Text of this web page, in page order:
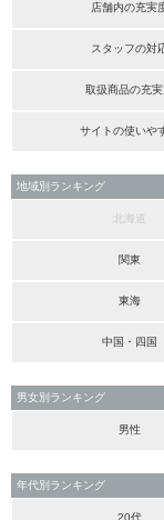
店舗内の充実
スタッフの対
取扱商品の充
サイトの使いや
地域別ランキング
北海道
関東
東海
中国・四国
男女別ランキング
男性
年代別ランキング
20代